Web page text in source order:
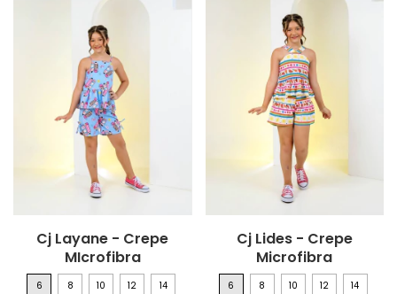
Cj Layane - Crepe
MIcrofibra
6 8 10 12 14
Cj Lides - Crepe
Microfibra
6 8 10 12 14